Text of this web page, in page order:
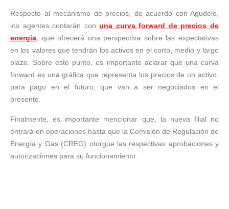
Respecto al mecanismo de precios, de acuerdo con Agudelo,
los agentes contarán conuna curva forward de precios de
energía , que ofrecerá una perspectiva sobre las expectativas
en los valores que tendrán los activos en el corto, medio y largo
plazo. Sobre este punto, es importante aclarar que una curva
forward es una gráfica que representa los precios de un activo,
para pago en el futuro, que van a ser negociados en el
presente.
Finalmente, es importante mencionar que, la nueva filial no
entrará en operaciones hasta que la Comisión de Regulación de
Energía y Gas (CREG) otorgue las respectivas aprobaciones y
autorizaciones para su funcionamiento.